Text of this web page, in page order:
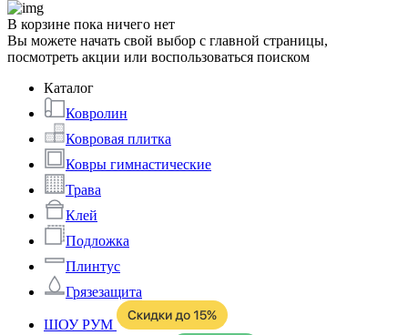
В корзине пока ничего нет
Вы можете начать свой выбор с главной страницы,
посмотреть акции или воспользоваться поиском
Каталог
Ковролин
Ковровая плитка
Ковры гимнастические
Трава
Клей
Подложка
Плинтус
Грязезащита
ШОУ РУМ